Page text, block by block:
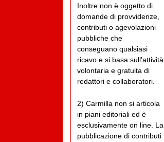
Inoltre non è oggetto di
domande di provvidenze,
contributi o agevolazioni
pubbliche che
conseguano qualsiasi
ricavo e si basa sull'attività
volontaria e gratuita di
redattori e collaboratori.
2) Carmilla non si articola
in piani editoriali ed è
esclusivamente on line. La
pubblicazione di contributi